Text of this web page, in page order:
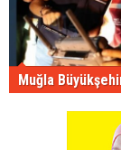
Muğla